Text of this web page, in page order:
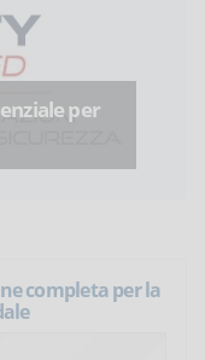
per
completa per la